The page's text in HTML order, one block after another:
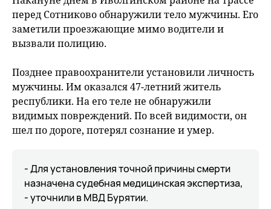
перед Сотниково обнаружили тело мужчины. Его
заметили проезжающие мимо водители и
вызвали полицию.
Позднее правоохранители установили личность
мужчины. Им оказался 47-летний житель
республики. На его теле не обнаружили
видимых повреждений. По всей видимости, он
шел по дороге, потерял сознание и умер.
- Для установления точной причины смерти
назначена судебная медицинская экспертиза,
- уточнили в МВД Бурятии.